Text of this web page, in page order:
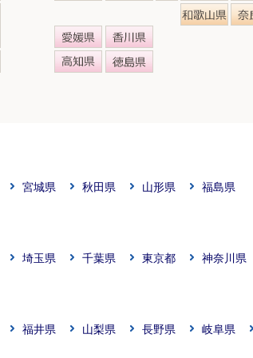
宮城県 秋田県 山形県 福島県
埼玉県 千葉県 東京都 神奈川県
福井県 山梨県 長野県 岐阜県